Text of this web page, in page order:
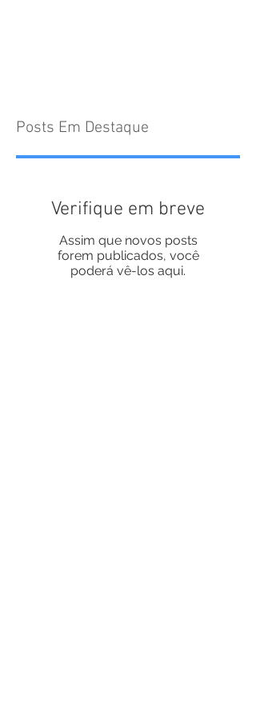
Posts Em Destaque
Verifique em breve
Assim que novos posts
forem publicados, você
poderá vê-los aqui.